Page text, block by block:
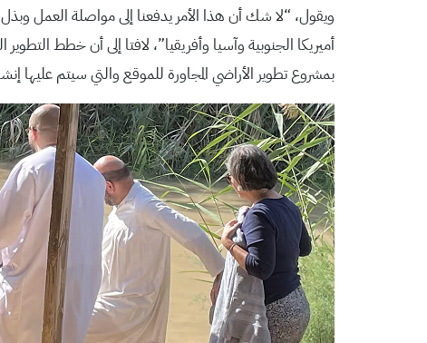
ويقول، “لا شك أن هذا الأمر يدفعنا إلى مواصلة العمل
أميريكا الجنوبية وآسيا وأفريقيا”، لافتا إلى أن خطط
بمشروع تطوير الأراضي المجاورة للموقع والتي سيتم عليها